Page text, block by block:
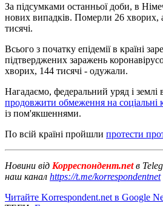
За підсумками останньої доби, в
нових випадків. Померли 26 хворих,
тисячі.
Всього з початку епідемії в країні
підтверджених заражень
хворих, 144 тисячі - одужали.
Нагадаємо, федеральний уряд і
продовжити обмеження на соціальні
із пом'якшеннями.
По всій країні пройшли протести
Новини від Корреспондент.netв
наш канал https://t.me/korrespondentnet
Читайте Korrespondent.net в Google